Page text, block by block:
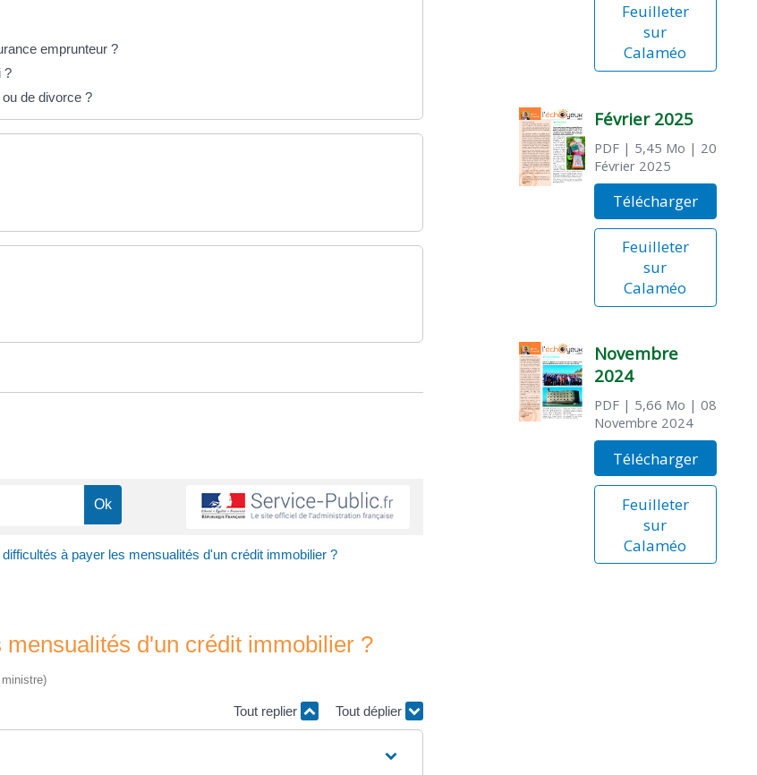
emprunteur ?
?
de divorce ?
à payer les mensualités d'un crédit immobilier ?
d'un crédit immobilier ?
Tout replier Tout déplier
Feuilleter
sur
Calaméo
Février 2025
PDF| 5,45 Mo | 20
Février 2025
Télécharger
Feuilleter
sur
Calaméo
Novembre
2024
PDF| 5,66 Mo | 08
Novembre 2024
Télécharger
Feuilleter
sur
Calaméo